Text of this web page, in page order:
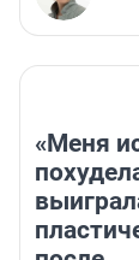
«Меня